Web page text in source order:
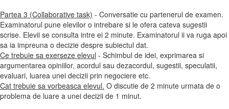
Partea 3 (Collaborative task) - Conversatie cu partenerul de examen.
Examinatorul pune elevilor o intrebare si le ofera cateva sugestii
scrise. Elevii se consulta intre ei 2 minute. Examinatorul ii va ruga apoi
sa ia impreuna o decizie despre subiectul dat.
Ce trebuie sa exerseze elevul - Schimbul de idei, exprimarea si
argumentarea opiniilor, acordul sau dezacordul, sugestii, speculatii,
evaluari, luarea unei decizii prin negociere etc.
Cat trebuie sa vorbeasca elevul. O discutie de 2 minute urmata de o
problema de luare a unei decizii de 1 minut.